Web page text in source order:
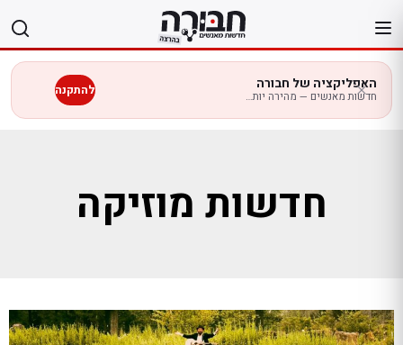
לתוכן
האפליקציה של חבורה
חדשות מאנשים — מהירה יותר בנייד להתקנה
חדשות מוזיקה